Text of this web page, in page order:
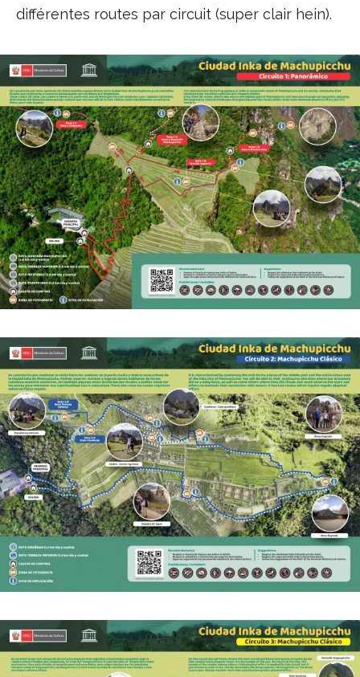
différentes routes par circuit (super clair hein).